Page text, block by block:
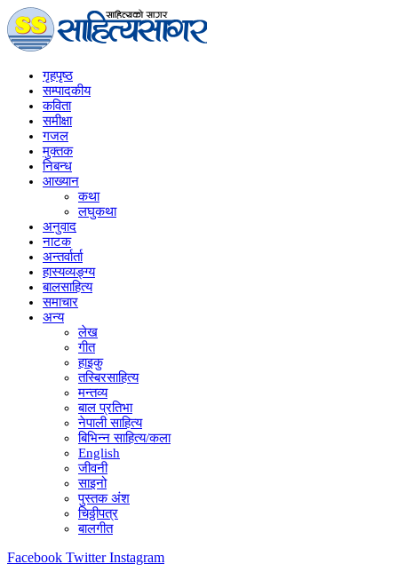
गृहपृष्‍ठ
सम्पादकीय
कविता
समीक्षा
गजल
मुक्तक
निबन्ध
आख्यान
कथा
लघुकथा
अनुवाद
नाटक
अन्तर्वार्ता
हास्यव्यङ्ग्य
बालसाहित्य
समाचार
अन्य
लेख
गीत
हाइकु
तस्बिरसाहित्य
मन्तव्य
बाल प्रतिभा
नेपाली साहित्य
बिभिन्न साहित्य/कला
English
जीवनी
साइनो
पुस्तक अंश
चिठ्ठीपत्र
बालगीत
Facebook Twitter Instagram